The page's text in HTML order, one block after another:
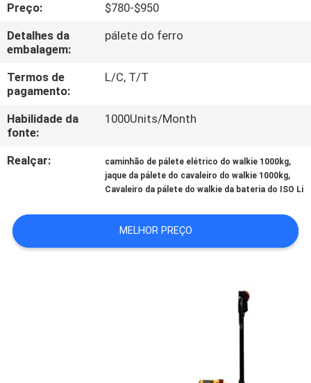
CONTROLE
DA
QUALIDADE
CONTACTE-
UMAS
Preço:
$780-$950
Detalhes da
embalagem:
pálete do ferro
Termos de
pagamento:
L/C, T/T
Habilidade da
fonte:
1000Units/Month
Realçar: caminhão de pálete elétrico do walkie 1000kg,
jaque da pálete do cavaleiro do walkie 1000kg,
Cavaleiro da pálete do walkie da bateria do ISO Li
MELHOR PREÇO